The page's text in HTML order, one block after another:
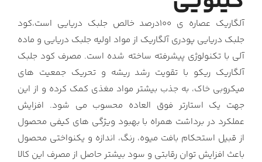
آلگاریک عصاره ی 100درصد خالص جلبک دریایی است،کود
جلبک دریایی پودری آلگاریک از مواد اولیه جلبک دریایی و ماده
آلی با تکنولوژی پیشرفته ساخته شده است. مصرف کود جلبک
آلگاریک ریکو با تقویت رشد ریشه و تحریک جمعیت های
میکروبی خاک، به جذب بیشتر مواد مغذی کمک کرده و از این
جهت یک استارتر فوق العاده محسوب می شود. افزایش
عملکرد در برداشت همراه با بهبود ویژگی های کیفی محصول
از قبیل استحکام بافت میوه، رنگ، اندازه و یکنواختی محصول
باعث افزایش توان رقابتی و سود بیشتر حاصل از مصرف این کالا